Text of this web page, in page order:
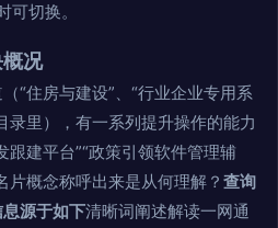
切换。
况
“住房与建设”、“行业企业专用系
录里），有一系列提升操作的能力
建平台”“政策引领软件管理辅
片概念称呼出来是从何理解？ 查询
源于如下清晰词阐述解读一网通